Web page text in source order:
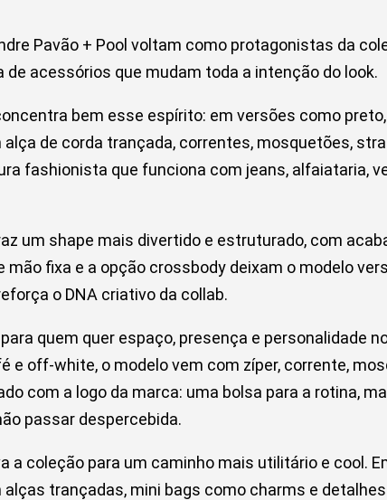
Pavão + Pool voltam como protagonistas da
de acessórios que mudam toda a intenção do look.
bem esse espírito: em versões como
alça de corda trançada, correntes, mosquetões,
fashionista que funciona com jeans, alfaiataria,
um shape mais divertido e estruturado, com
mão fixa e a opção crossbody deixam o modelo
o DNA criativo da collab.
quem quer espaço, presença e personalidade
e off-white, o modelo vem com zíper, corrente,
com a logo da marca: uma bolsa para a rotina,
passar despercebida.
a coleção para um caminho mais utilitário e cool.
alças trançadas, mini bags como charms e